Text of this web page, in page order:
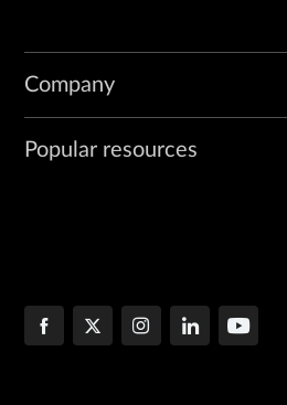
Company
Popular resources